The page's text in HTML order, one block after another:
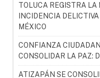
TOLUCA REGISTRA LA
INCIDENCIA
MÉXICO
CONFIANZA
CONSOLIDAR LA PAZ:
ATIZAPÁN SE